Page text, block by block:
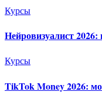
Курсы
Нейровизуалист
Курсы
TikTok Money 2026: